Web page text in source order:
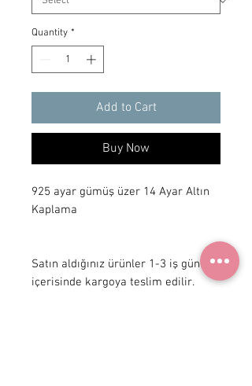
Quantity *
Add to Cart
Buy Now
925 ayar gümüş üzer 14 Ayar Altın
Kaplama
Satın aldığınız ürünler 1-3 iş günü
içerisinde kargoya teslim edilir.